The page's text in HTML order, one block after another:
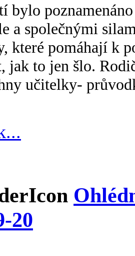
bylo
a společnými
které pomáhají k
jak to jen šlo.
učitelky-
20